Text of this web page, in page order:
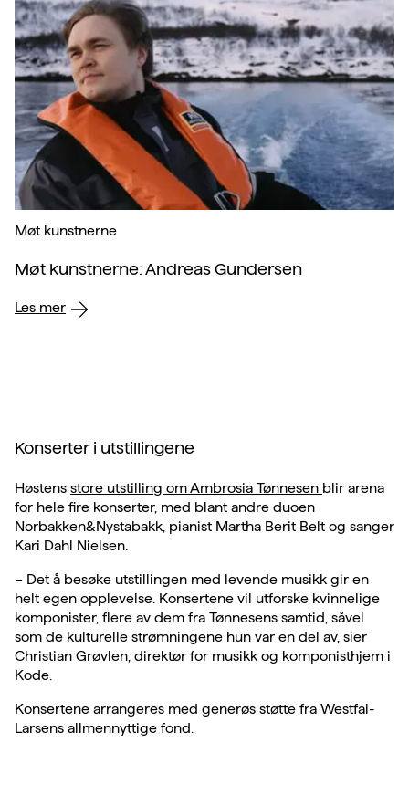
Møt kunstnerne
Møt kunstnerne: Andreas Gundersen
Les mer
Konserter i utstillingene
Høstens store utstilling om Ambrosia Tønnesen blir arena
for hele fire konserter, med blant andre duoen
Norbakken&Nystabakk, pianist Martha Berit Belt og sanger
Kari Dahl Nielsen.
– Det å besøke utstillingen med levende musikk gir en
helt egen opplevelse. Konsertene vil utforske kvinnelige
komponister, flere av dem fra Tønnesens samtid, såvel
som de kulturelle strømningene hun var en del av, sier
Christian Grøvlen, direktør for musikk og komponisthjem i
Kode.
Konsertene arrangeres med generøs støtte fra Westfal-
Larsens allmennyttige fond.